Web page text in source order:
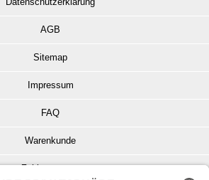
AGB
Sitemap
Impressum
FAQ
Warenkunde
Zahlungsarten